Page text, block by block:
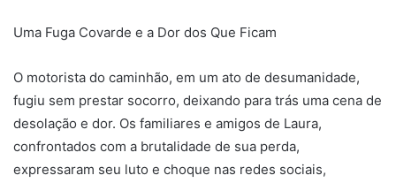
Uma Fuga Covarde e a Dor dos Que Ficam
O motorista do caminhão, em um ato de desumanidade,
fugiu sem prestar socorro, deixando para trás uma cena de
desolação e dor. Os familiares e amigos de Laura,
confrontados com a brutalidade de sua perda,
expressaram seu luto e choque nas redes sociais,